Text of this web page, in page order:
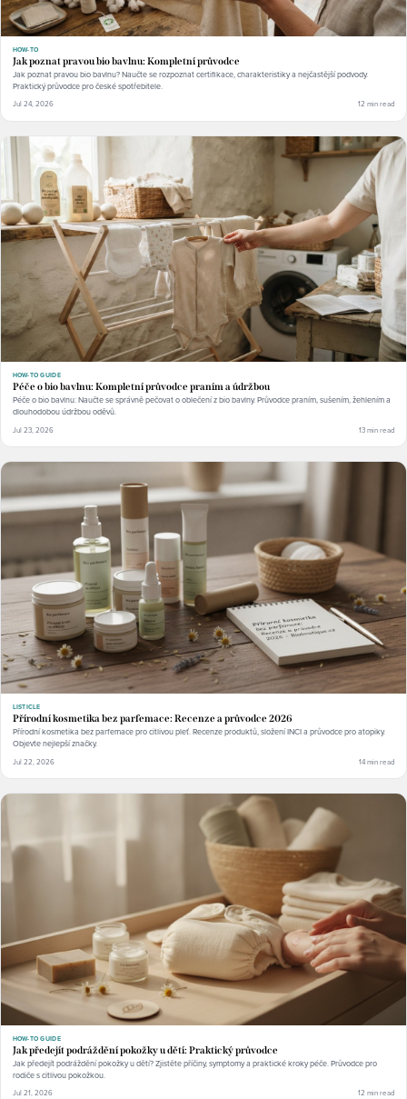
HOW-TO
Jak poznat pravou bio bavlnu: Kompletní průvodce
Jak poznat pravou bio bavlnu? Naučte se rozpoznat certifikace, charakteristiky a nejčastější podvody.
Praktický průvodce pro české spotřebitele.
Jul 24, 2026 12 min read
HOW-TO GUIDE
Péče o bio bavlnu: Kompletní průvodce praním a údržbou
Péče o bio bavlnu: Naučte se správně pečovat o oblečení z bio bavlny. Průvodce praním, sušením, žehlením a
dlouhodobou údržbou oděvů.
Jul 23, 2026 13 min read
LISTICLE
Přírodní kosmetika bez parfemace: Recenze a průvodce 2026
Přírodní kosmetika bez parfemace pro citlivou pleť. Recenze produktů, složení INCI a průvodce pro atopiky.
Objevte nejlepší značky.
Jul 22, 2026 14 min read
HOW-TO GUIDE
Jak předejít podráždění pokožky u dětí: Praktický průvodce
Jak předejít podráždění pokožky u dětí? Zjistěte příčiny, symptomy a praktické kroky péče. Průvodce pro
rodiče s citlivou pokožkou.
Jul 21, 2026 12 min read